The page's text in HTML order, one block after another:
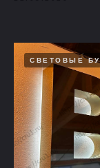
СВЕТОВЫЕ